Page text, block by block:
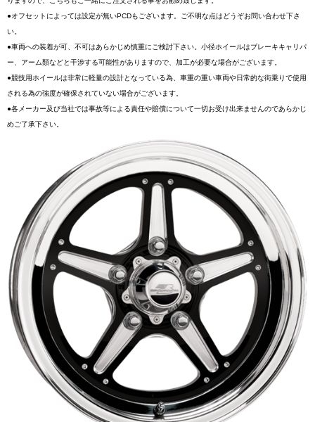
●オフセットによっては設定が無いPCDもございます。ご不明な点はどうぞお問い合わせ下さ
い。
●車両への装着が可、不可はあらかじめ慎重にご検討下さい。小径ホイールはブレーキキャリパ
ー、アーム類などと干渉する可能性がありますので、加工が必要な場合がございます。
●競技用ホイールは非常に軽量の設計となっている為、車重の重い車両や日常的な街乗りで使用
される為の強度が確保されていない場合がございます。
●各メーカー及び当社では事故等による責任や賠償について一切お受け出来ませんのであらかじ
めご了承下さい。